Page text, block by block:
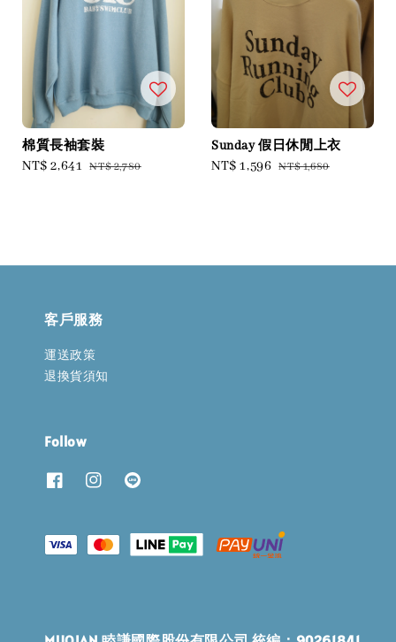
棉質長袖套裝
Sale
NT$ 2,641 Regular
NT$ 2,780
Sunday 假日休閒上衣
Sale
NT$ 1,596 Regular
NT$ 1,680
客戶服務
運送政策
退換貨須知
Follow